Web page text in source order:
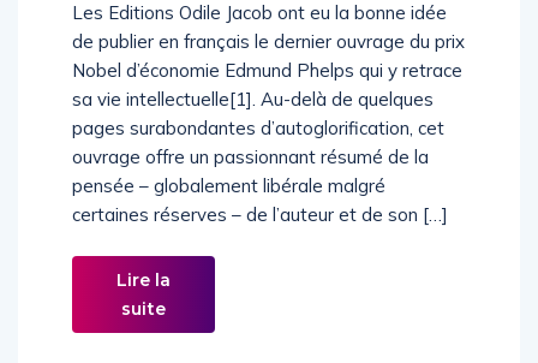
Les Editions Odile Jacob ont eu la bonne idée
de publier en français le dernier ouvrage du prix
Nobel d’économie Edmund Phelps qui y retrace
sa vie intellectuelle[1]. Au-delà de quelques
pages surabondantes d’autoglorification, cet
ouvrage offre un passionnant résumé de la
pensée – globalement libérale malgré
certaines réserves – de l’auteur et de son […]
Lire la
suite